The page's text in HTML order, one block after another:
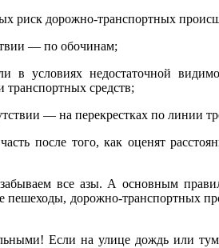
риск дорожно-транспортных
— по обочинам;
недостаточной
транспортных средств;
— на перекрестках по линии
после того, как оценят
все азы. А основным
дорожно-транспортных
Если на улице дождь или